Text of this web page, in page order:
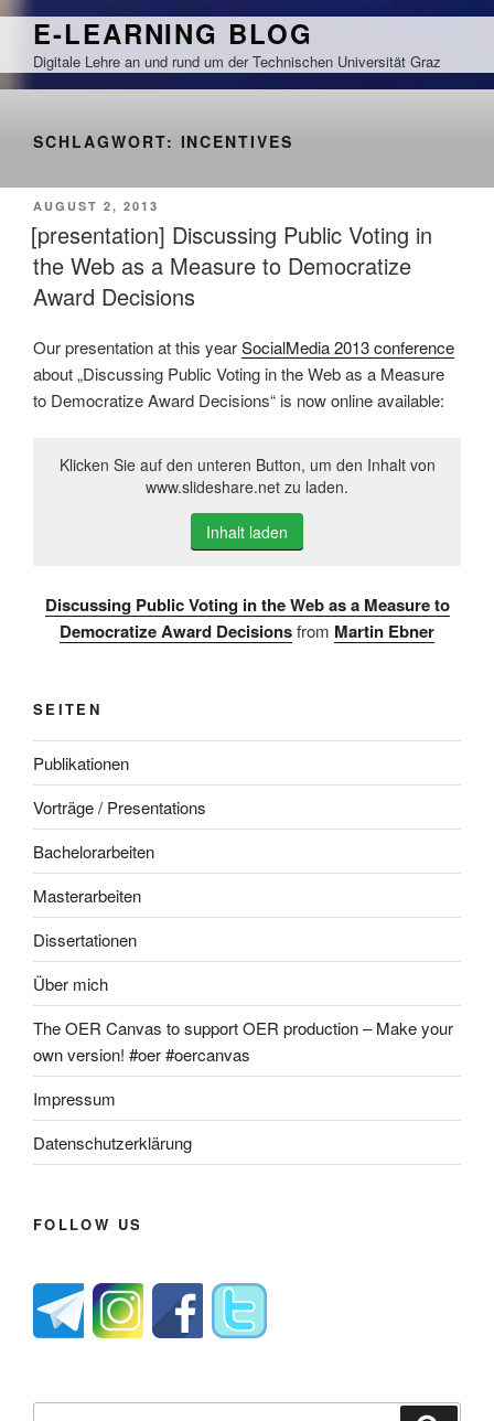
Zum
springen
E-LEARNING BLOG
Digitale Lehre an und rund um der Technischen Universität Graz
SCHLAGWORT: INCENTIVES
VERÖFFENTLICHT
AM
AUGUST 2, 2013
[presentation] Discussing Public Voting in
the Web as a Measure to Democratize
Award Decisions
Our presentation at this yearSocialMedia 2013 conference
about „Discussing Public Voting in the Web as a Measure
to Democratize Award Decisions“ is now online available:
Klicken Sie auf den unteren Button, um den Inhalt von
www.slideshare.net zu laden.
Inhalt laden
Discussing Public Voting in the Web as a Measure to
Democratize Award Decisionsfrom Martin Ebner
SEITEN
Publikationen
Vorträge / Presentations
Bachelorarbeiten
Masterarbeiten
Dissertationen
Über mich
The OER Canvas to support OER production – Make your
own version! #oer #oercanvas
Impressum
Datenschutzerklärung
FOLLOW US